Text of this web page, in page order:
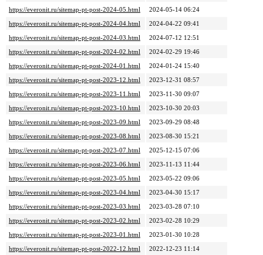
https://everonit.ru/sitemap-pt-post-2024-05.html
2024-05-14 06:24
https://everonit.ru/sitemap-pt-post-2024-04.html
2024-04-22 09:41
https://everonit.ru/sitemap-pt-post-2024-03.html
2024-07-12 12:51
https://everonit.ru/sitemap-pt-post-2024-02.html
2024-02-29 19:46
https://everonit.ru/sitemap-pt-post-2024-01.html
2024-01-24 15:40
https://everonit.ru/sitemap-pt-post-2023-12.html
2023-12-31 08:57
https://everonit.ru/sitemap-pt-post-2023-11.html
2023-11-30 09:07
https://everonit.ru/sitemap-pt-post-2023-10.html
2023-10-30 20:03
https://everonit.ru/sitemap-pt-post-2023-09.html
2023-09-29 08:48
https://everonit.ru/sitemap-pt-post-2023-08.html
2023-08-30 15:21
https://everonit.ru/sitemap-pt-post-2023-07.html
2025-12-15 07:06
https://everonit.ru/sitemap-pt-post-2023-06.html
2023-11-13 11:44
https://everonit.ru/sitemap-pt-post-2023-05.html
2023-05-22 09:06
https://everonit.ru/sitemap-pt-post-2023-04.html
2023-04-30 15:17
https://everonit.ru/sitemap-pt-post-2023-03.html
2023-03-28 07:10
https://everonit.ru/sitemap-pt-post-2023-02.html
2023-02-28 10:29
https://everonit.ru/sitemap-pt-post-2023-01.html
2023-01-30 10:28
https://everonit.ru/sitemap-pt-post-2022-12.html
2022-12-23 11:14